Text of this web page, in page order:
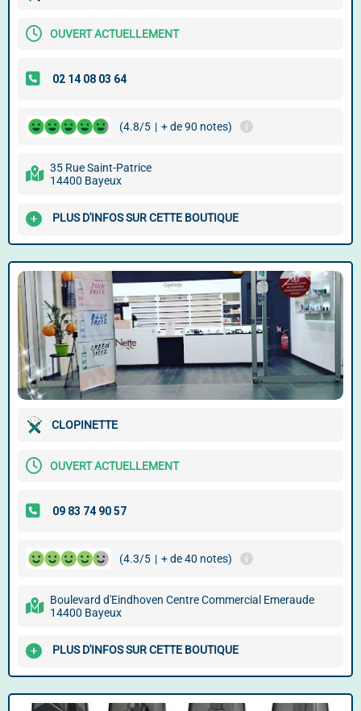
OUVERT ACTUELLEMENT
(4.8/5 | + de 90 notes)
35 Rue Saint-Patrice
14400 Bayeux
PLUS D'INFOS SUR CETTE BOUTIQUE
CLOPINETTE
OUVERT ACTUELLEMENT
(4.3/5 | + de 40 notes)
Boulevard d'Eindhoven Centre Commercial Emeraude
14400 Bayeux
PLUS D'INFOS SUR CETTE BOUTIQUE